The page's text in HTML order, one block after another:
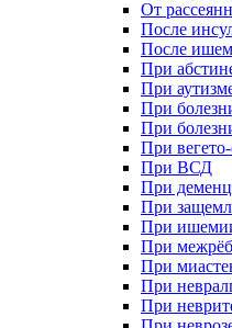
От
После
После
При
При
При
При
При
При ВСД
При
При
При
При
При
При
При